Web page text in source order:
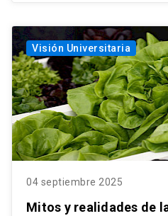
Visión Universitaria
04 septiembre 2025
Mitos y realidades de